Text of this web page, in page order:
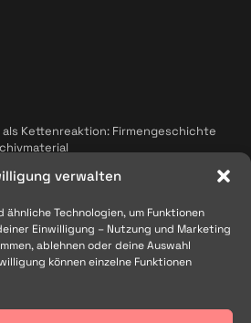
verwalten
ähnliche Technologien, um Funktionen
Einwilligung – Nutzung und Marketing
ablehnen oder deine Auswahl
können einzelne Funktionen
als Kettenreaktion: Firmengeschichte
AQMOS: Wie KI die
neu denkt